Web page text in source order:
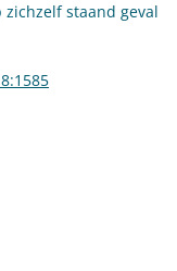
staand geval